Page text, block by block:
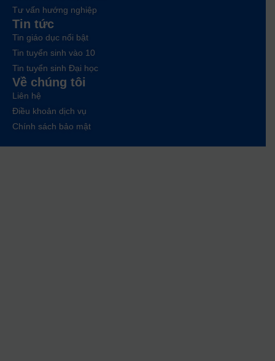
Tư vấn hướng nghiệp
Tin tức
Tin giáo dục nổi bật
Tin tuyển sinh vào 10
Tin tuyển sinh Đại học
Về chúng tôi
Liên hệ
Điều khoản dịch vụ
Chính sách bảo mật